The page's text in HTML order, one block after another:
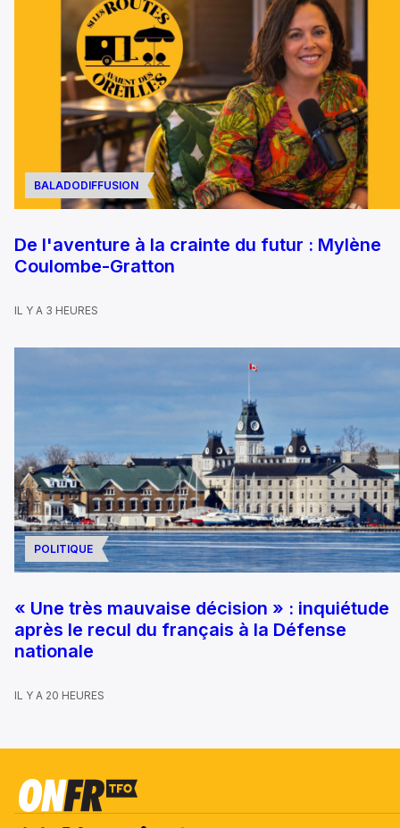
BALADODIFFUSION
De l'aventure à la crainte du futur : Mylène
Coulombe-Gratton
IL Y A 3 HEURES
POLITIQUE
« Une très mauvaise décision » : inquiétude
après le recul du français à la Défense
nationale
IL Y A 20 HEURES